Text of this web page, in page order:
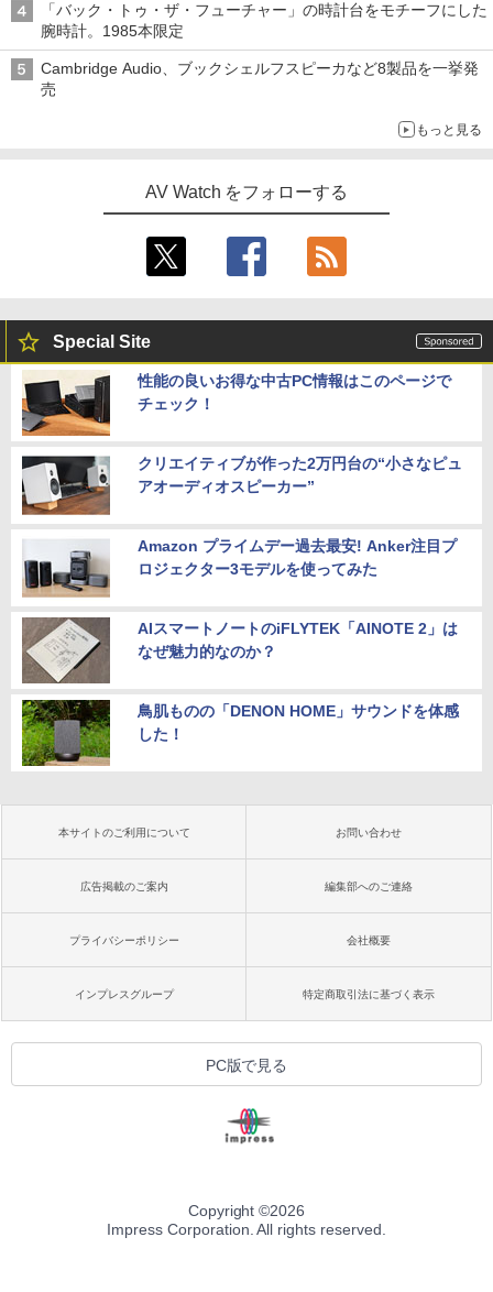
「バック・トゥ・ザ・フューチャー」の時計台をモチーフにした
腕時計。1985本限定
Cambridge Audio、ブックシェルフスピーカなど8製品を一挙発
売
もっと見る
AV Watch をフォローする
Special Site
性能の良いお得な中古PC情報はこのページで
チェック！
クリエイティブが作った2万円台の“小さなピュ
アオーディオスピーカー”
Amazon プライムデー過去最安! Anker注目プ
ロジェクター3モデルを使ってみた
AIスマートノートのiFLYTEK「AINOTE 2」は
なぜ魅力的なのか？
鳥肌ものの「DENON HOME」サウンドを体感
した！
本サイトのご利用について お問い合わせ
広告掲載のご案内 編集部へのご連絡
プライバシーポリシー 会社概要
インプレスグループ 特定商取引法に基づく表示
PC版で見る
Copyright ©2026
Impress Corporation. All rights reserved.